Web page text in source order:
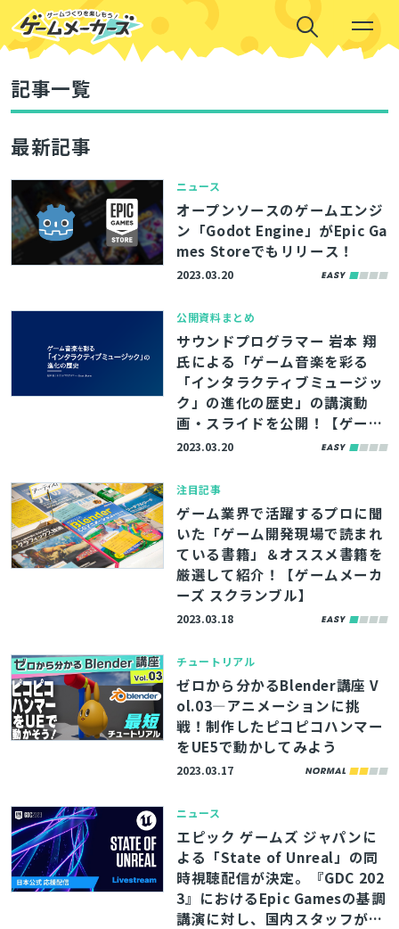
記事一覧
最新記事
ニュース
オープンソースのゲームエンジ
ン「Godot Engine」がEpic Ga
mes Storeでもリリース！
2023.03.20
公開資料まとめ
サウンドプログラマー 岩本 翔
氏による「ゲーム音楽を彩る
「インタラクティブミュージッ
ク」の進化の歴史」の講演動
画・スライドを公開！【ゲーム
メーカーズ スクランブル】
2023.03.20
注目記事
ゲーム業界で活躍するプロに聞
いた「ゲーム開発現場で読まれ
ている書籍」＆オススメ書籍を
厳選して紹介！【ゲームメーカ
ーズ スクランブル】
2023.03.18
チュートリアル
ゼロから分かるBlender講座 V
ol.03―アニメーションに挑
戦！制作したピコピコハンマー
をUE5で動かしてみよう
2023.03.17
ニュース
エピック ゲームズ ジャパンに
よる「State of Unreal」の同
時視聴配信が決定。『GDC 202
3』におけるEpic Gamesの基調
講演に対し、国内スタッフが補